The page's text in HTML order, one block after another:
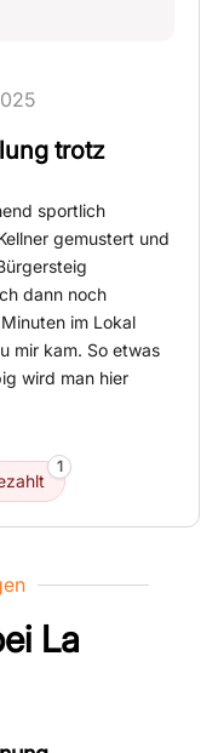
trotz
sportlich
gemustert und
dann noch
im Lokal
mir kam. So etwas
wird man hier
1
La